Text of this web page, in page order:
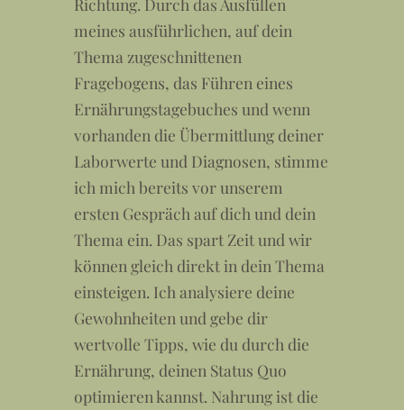
meines ausführlichen, auf dein
Thema zugeschnittenen
Fragebogens, das Führen eines
Ernährungstagebuches und wenn
vorhanden die Übermittlung deiner
Laborwerte und Diagnosen, stimme
ich mich bereits vor unserem
ersten Gespräch auf dich und dein
Thema ein. Das spart Zeit und wir
können gleich direkt in dein Thema
einsteigen. Ich analysiere deine
Gewohnheiten und gebe dir
wertvolle Tipps, wie du durch die
Ernährung, deinen Status Quo
optimieren kannst. Nahrung ist die